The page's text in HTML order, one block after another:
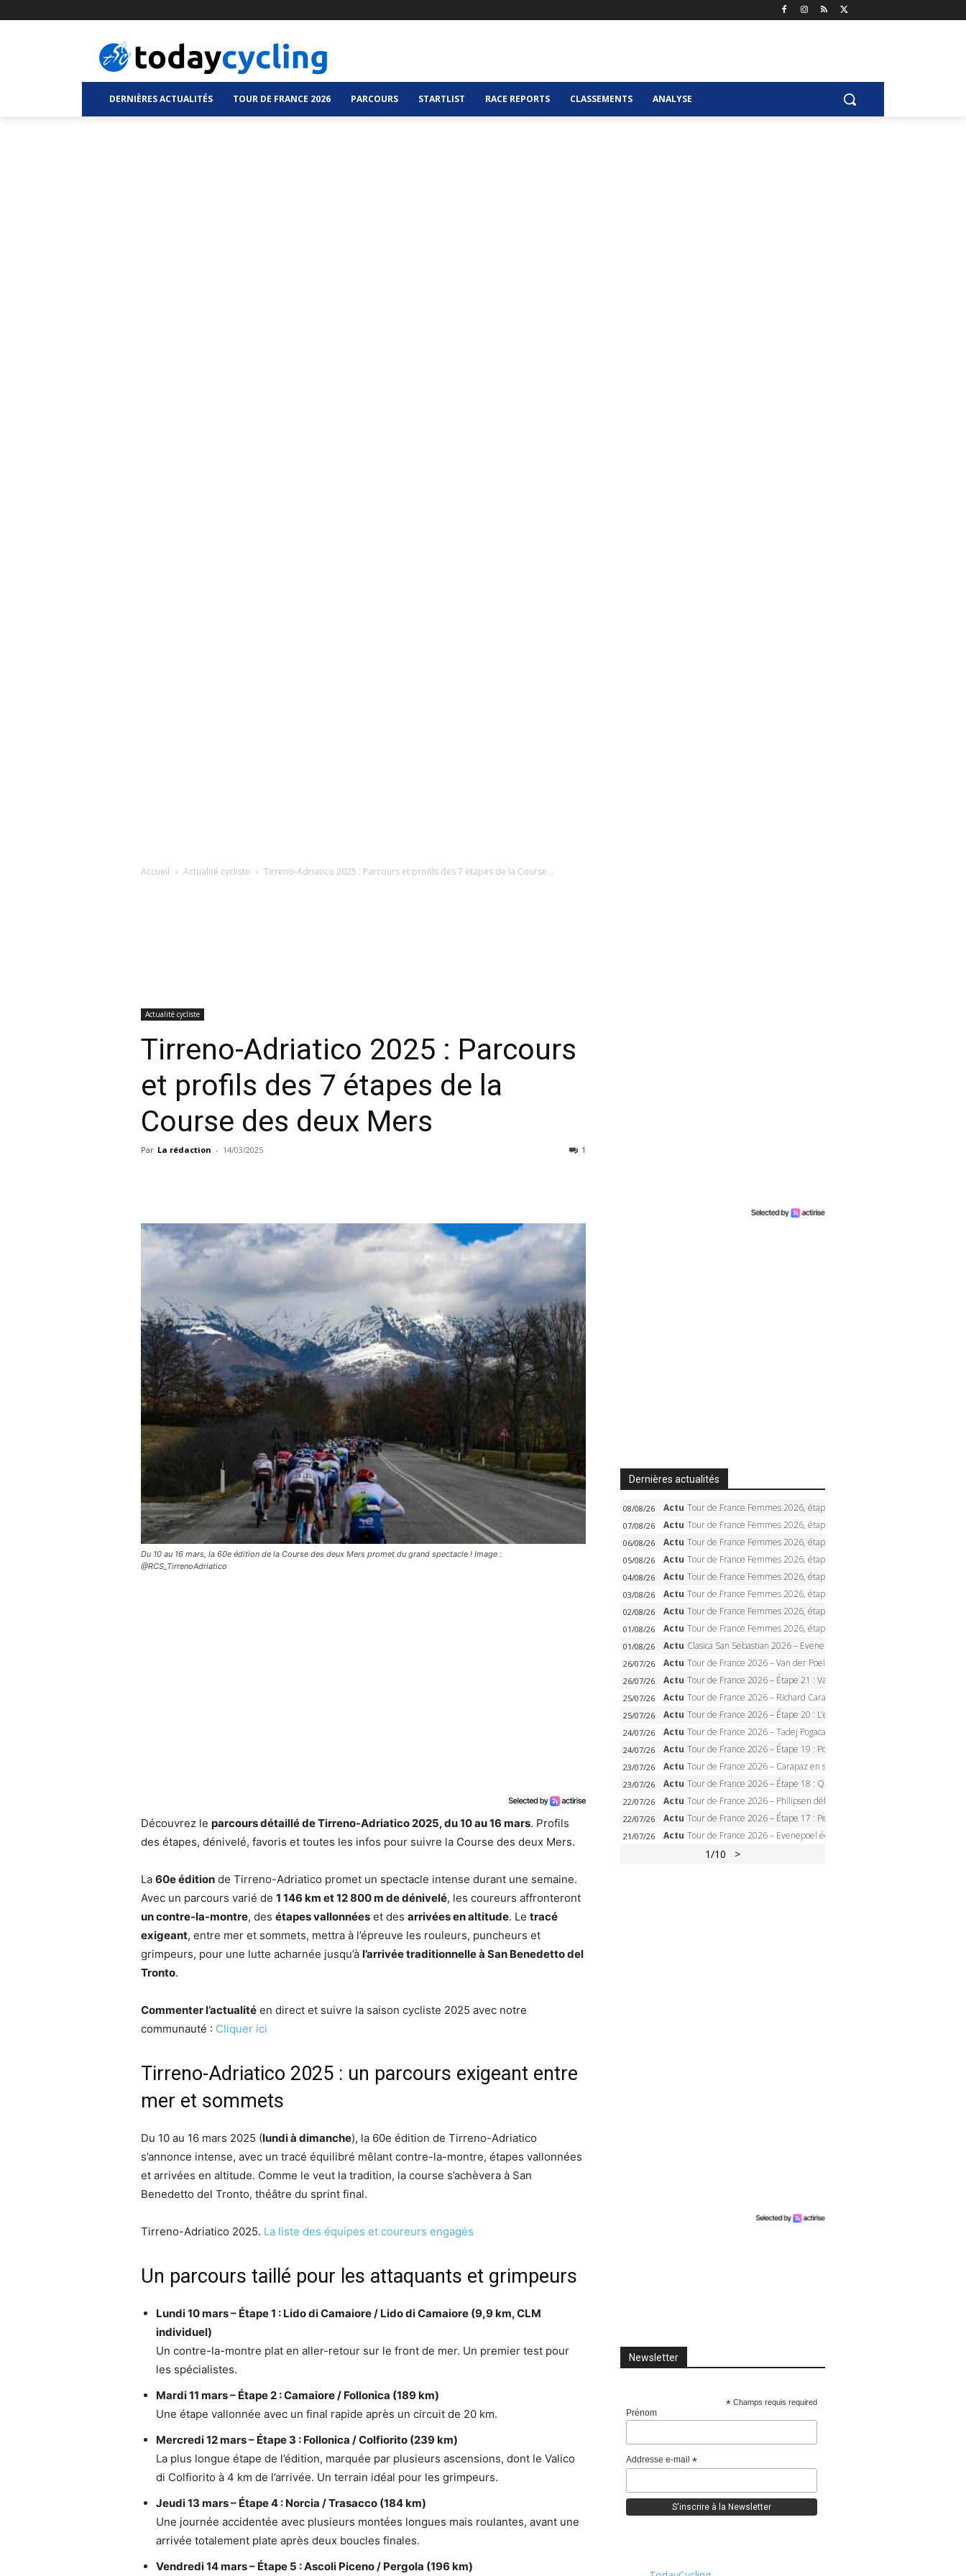
DERNIÈRES ACTUALITÉS TOUR DE FRANCE 2026 PARCOURS STARTLIST RACE REPORTS CLASSEMENTS ANALYSE
Accueil Actualité cycliste Tirreno-Adriatico 2025 : Parcours et profils des 7 étapes de la Course...
Actualité cycliste
Tirreno-Adriatico 2025 : Parcours
et profils des 7 étapes de la
Course des deux Mers
Par La rédaction - 14/03/2025 1
Du 10 au 16 mars, la 60e édition de la Course des deux Mers promet du grand spectacle ! Image :
@RCS_TirrenoAdriatico
Découvrez le parcours détaillé de Tirreno-Adriatico 2025, du 10 au 16 mars. Profils
des étapes, dénivelé, favoris et toutes les infos pour suivre la Course des deux Mers.
La 60e édition de Tirreno-Adriatico promet un spectacle intense durant une semaine.
Avec un parcours varié de 1 146 km et 12 800 m de dénivelé, les coureurs affronteront
un contre-la-montre, des étapes vallonnées et des arrivées en altitude. Le tracé
exigeant, entre mer et sommets, mettra à l’épreuve les rouleurs, puncheurs et
grimpeurs, pour une lutte acharnée jusqu’à l’arrivée traditionnelle à San Benedetto del
Tronto.
Commenter l’actualité en direct et suivre la saison cycliste 2025 avec notre
communauté : Cliquer ici
Tirreno-Adriatico 2025 : un parcours exigeant entre
mer et sommets
Du 10 au 16 mars 2025 (lundi à dimanche), la 60e édition de Tirreno-Adriatico
s’annonce intense, avec un tracé équilibré mêlant contre-la-montre, étapes vallonnées
et arrivées en altitude. Comme le veut la tradition, la course s’achèvera à San
Benedetto del Tronto, théâtre du sprint final.
Tirreno-Adriatico 2025. La liste des équipes et coureurs engagés
Un parcours taillé pour les attaquants et grimpeurs
Lundi 10 mars – Étape 1 : Lido di Camaiore / Lido di Camaiore (9,9 km, CLM
individuel)
Un contre-la-montre plat en aller-retour sur le front de mer. Un premier test pour
les spécialistes.
Mardi 11 mars – Étape 2 : Camaiore / Follonica (189 km)
Une étape vallonnée avec un final rapide après un circuit de 20 km.
Mercredi 12 mars – Étape 3 : Follonica /Colfiorito (239 km)
La plus longue étape de l’édition, marquée par plusieurs ascensions, dont le Valico
di Colfiorito à 4 km de l’arrivée. Un terrain idéal pour les grimpeurs.
Jeudi 13 mars – Étape 4 : Norcia /Trasacco (184 km)
Une journée accidentée avec plusieurs montées longues mais roulantes, avant une
arrivée totalement plate après deux boucles finales.
Vendredi 14 mars – Étape 5 : Ascoli Piceno / Pergola (196 km)
Dernières actualités
08/08/26 Actu Tour de France Femmes 2026, étape 8 – Demi Vollering gagne à Nice, reprend le jaune, Niewiadoma à 8 secondes
07/08/26 Actu Tour de France Femmes 2026, étape 7 – Kasia Niewiadoma gagne le Ventoux, maillot jaune, Reusser et Vollering piégées
06/08/26 Actu Tour de France Femmes 2026, étape 6 – Kim Le Court-Pienaar gagne à Tournon, Reusser en jaune
05/08/26 Actu Tour de France Femmes 2026, étape 5 – Demi Vollering gagne à Belleville, Reusser en jaune, Ferrand-Prévot coule
04/08/26 Actu Tour de France Femmes 2026, étape 4 – Marlen Reusser écrase le chrono, Ferrand-Prévot en crise
03/08/26 Actu Tour de France Femmes 2026, étape 3 – Sigrid Haugset en solitaire, 88 km d’échappée, maillot jaune
02/08/26 Actu Tour de France Femmes 2026, étape 2 – Lorena Wiebes doublé à Genève, Markus héroïque, 7e record
01/08/26 Actu Tour de France Femmes 2026, étape 1 – Lorena Wiebes intouchable à Lausanne, premier maillot jaune
01/08/26 Actu Clasica San Sebastian 2026 – Evenepoel recordman, 4e victoire, Carapaz battu au sprint
26/07/26 Actu Tour de France 2026 – Van der Poel monumental à Paris, Pogacar égale le record des cinq sacres
26/07/26 Actu Tour de France 2026 – Étape 21 : Van der Poel, Pogacar, qui succédera à Wout van Aert sur les Champs-Elysées ?
25/07/26 Actu Tour de France 2026 – Richard Carapaz roi des Alpes, doublé et maillot à pois, Seixas perd le podium
25/07/26 Actu Tour de France 2026 – Étape 20 : L’étape reine, Galibier, Sarenne, Alpe d’Huez, qui succédera à Pogacar ?
24/07/26 Actu Tour de France 2026 – Tadej Pogacar dompte l’Alpe d’Huez, 5e victoire, record de Pantani pulvérisé
24/07/26 Actu Tour de France 2026 – Étape 19 : Pogacar peut-il enfin dompter l’Alpe d’Huez ?
23/07/26 Actu Tour de France 2026 – Carapaz en solitaire à Orcières-Merlette, Paret-Peintre à un point du maillot à pois
23/07/26 Actu Tour de France 2026 – Étape 18 : Qui domptera Orcières-Merlette, première marche vers l’Alpe d’Huez ?
22/07/26 Actu Tour de France 2026 – Philipsen débloque son compteur à Voiron, Pedersen en danger pour le maillot vert
22/07/26 Actu Tour de France 2026 – Étape 17 : Pedersen peut-il verrouiller le maillot vert à Voiron ?
21/07/26 Actu Tour de France 2026 – Evenepoel écrase le chrono d’Évian, Seixas 4e, Lipowitz abandonne
1/10 >
Newsletter
*Champs requis required
Prénom
Addresse e-mail*